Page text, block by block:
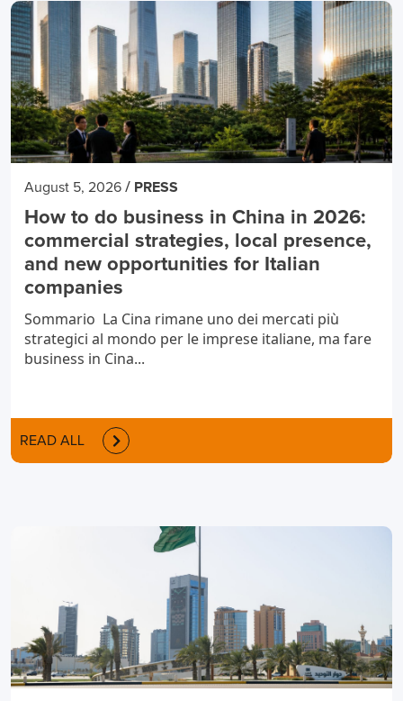
August 5, 2026 / PRESS
How to do business in China in 2026:
commercial strategies, local presence,
and new opportunities for Italian
companies
Sommario La Cina rimane uno dei mercati più
strategici al mondo per le imprese italiane, ma fare
business in Cina...
READ ALL